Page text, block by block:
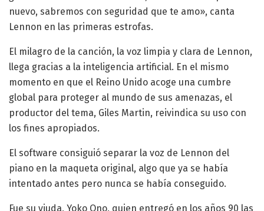
nuevo, sabremos con seguridad que te amo», canta
Lennon en las primeras estrofas.
El milagro de la canción, la voz limpia y clara de Lennon,
llega gracias a la inteligencia artificial. En el mismo
momento en que el Reino Unido acoge una cumbre
global para proteger al mundo de sus amenazas, el
productor del tema, Giles Martin, reivindica su uso con
los fines apropiados.
El software consiguió separar la voz de Lennon del
piano en la maqueta original, algo que ya se había
intentado antes pero nunca se había conseguido.
Fue su viuda, Yoko Ono, quien entregó en los años 90 las